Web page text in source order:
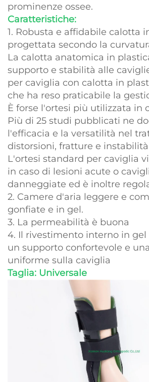
prominenze ossee.
Caratteristiche:
1. Robusta e affidabile calotta
progettata secondo la
La calotta anatomica in
supporto e stabilità alle
per caviglia con calotta in
che ha reso praticabile la
È forse l'ortesi più utilizzata in
Più di 25 studi pubblicati ne
l'efficacia e la versatilità nel
distorsioni, fratture e
L'ortesi standard per caviglia
in caso di lesioni acute o
danneggiate ed è inoltre
2. Camere d'aria leggere e
gonfiate e in gel.
3. La permeabilità è buona
4. Il rivestimento interno in gel
un supporto confortevole e
uniforme sulla caviglia
Taglia: Universale